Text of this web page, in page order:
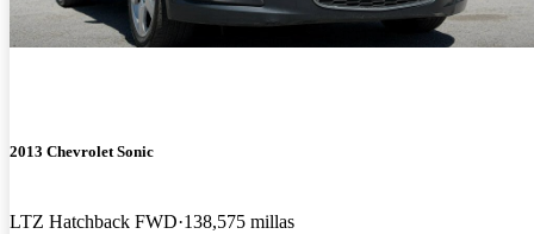
2013 Chevrolet Sonic
LTZ Hatchback FWD 138,575 millas